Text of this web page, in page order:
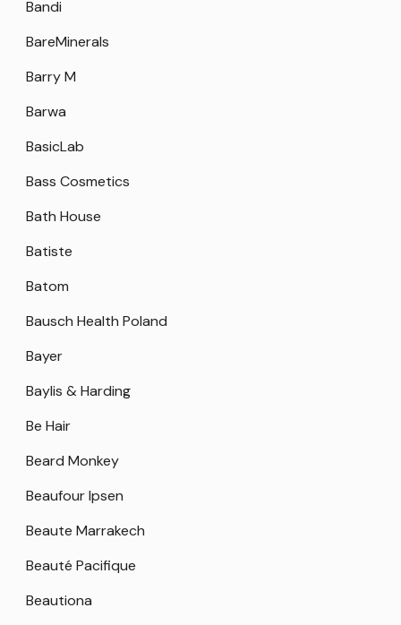
Bandi
BareMinerals
Barry M
Barwa
BasicLab
Bass Cosmetics
Bath House
Batiste
Batom
Bausch Health Poland
Bayer
Baylis & Harding
Be Hair
Beard Monkey
Beaufour Ipsen
Beaute Marrakech
Beauté Pacifique
Beautiona